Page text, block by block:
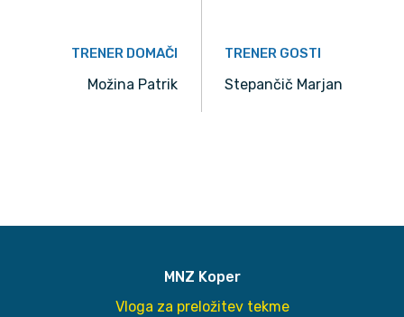
TRENER DOMAČI
Možina Patrik
TRENER GOSTI
Stepančič Marjan
MNZ Koper
Vloga za preložitev tekme